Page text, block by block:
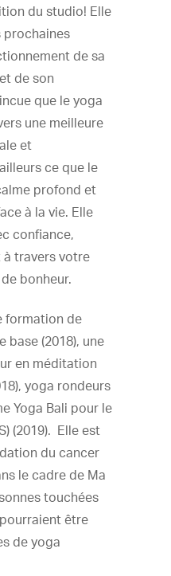
du studio! Elle
de sa
de son
que le yoga
une meilleure
et
ce que le
profond et
à la vie. Elle
confiance,
travers votre
bonheur.
formation de
(2018), une
en méditation
yoga rondeurs
Yoga Bali pour le
(2019). Elle est
du cancer
le cadre de Ma
touchées
être
de yoga